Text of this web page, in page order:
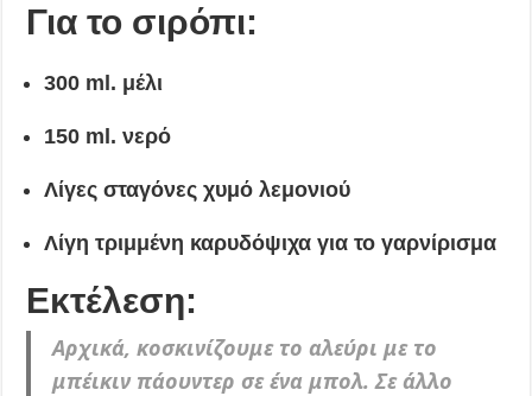
Για το σιρόπι:
300 ml. μέλι
150 ml. νερό
Λίγες σταγόνες χυμό λεμονιού
Λίγη τριμμένη καρυδόψιχα για το γαρνίρισμα
Εκτέλεση:
Αρχικά, κοσκινίζουμε το αλεύρι με το
μπέικιν πάουντερ σε ένα μπολ. Σε άλλο